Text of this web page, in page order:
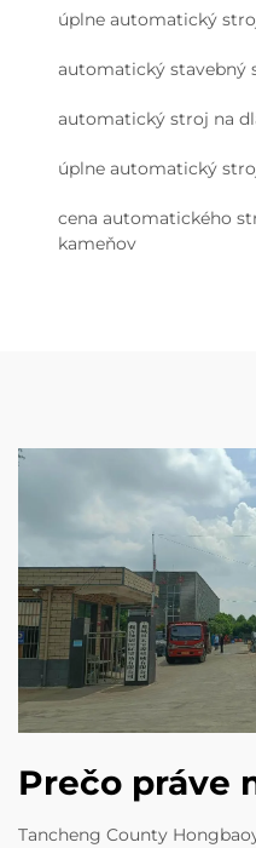
úplne automatický
automatický stavebný
automatický stroj na
úplne automatický
cena automatického
kameňov
Prečo práve
Tancheng County